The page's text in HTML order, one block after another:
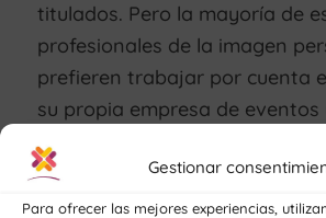
Gestionar
Para ofrecer las mejores experiencias,
titulados. Pero la mayoría de
profesionales de la imagen
prefieren trabajar por cuenta
su propia empresa de
servicios a particulares en
belleza.